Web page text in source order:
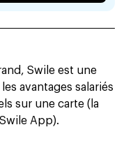
Swile est une
avantages salariés
sur une carte (la
App).